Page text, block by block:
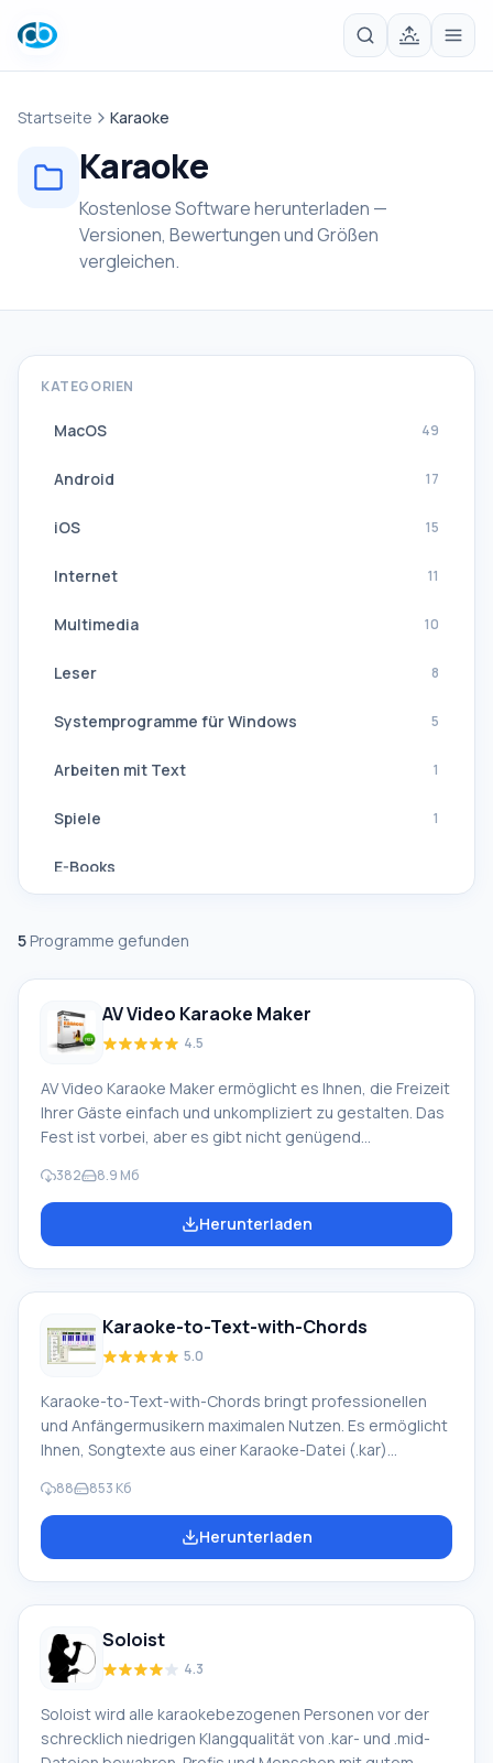
Startseite Karaoke
Karaoke
Kostenlose Software herunterladen —
Versionen, Bewertungen und Größen
vergleichen.
KATEGORIEN
MacOS 49
Android 17
iOS 15
Internet 11
Multimedia 10
Leser 8
Systemprogramme für Windows 5
Arbeiten mit Text 1
Spiele 1
E-Books
Alle Übersetzer
5 Programme gefunden
AV Video Karaoke Maker
4.5
AV Video Karaoke Maker ermöglicht es Ihnen, die Freizeit
Ihrer Gäste einfach und unkompliziert zu gestalten. Das
Fest ist vorbei, aber es gibt nicht genügend
Karaoke-Video mit Video, Untertiteln und Musik
erstellen! Der Arbeitsprozess mit AV Video Karaoke
Maker ist extrem einfach. Zuerst müssen Sie eine
Konvertierungsprobleme gibt. Wenn gewünscht, können
Sie ein statisches JPEG- oder BMP-Bild festlegen. Folgen
382 8.9 Mб
Herunterladen
Karaoke-to-Text-with-Chords
5.0
Karaoke-to-Text-with-Chords bringt professionellen
und Anfängermusikern maximalen Nutzen. Es ermöglicht
Ihnen, Songtexte aus einer Karaoke-Datei (.kar)
Melodie aus. Die volle Unterstützung des MIDI-Formats
und das Vorhandensein eines integrierten Editors
helfen, Fehler zu vermeiden. Mit diesem Programm
über eine Reihe von Funktionen, die sich auf
88 853 Кб
Herunterladen
Soloist
4.3
Soloist wird alle karaokebezogenen Personen vor der
schrecklich niedrigen Klangqualität von .kar- und .mid-